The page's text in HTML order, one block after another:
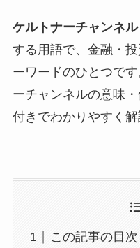
ケルトナーチャンネル
する用語で、金融・
ーワードのひとつで
ーチャンネルの意味
付きでわかりやすく解
この記事の目次